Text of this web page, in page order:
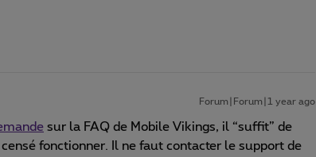
Forum|Forum|1 year ago
sur la FAQ de Mobile Vikings, il “suffit” de
fonctionner. Il ne faut contacter le support de